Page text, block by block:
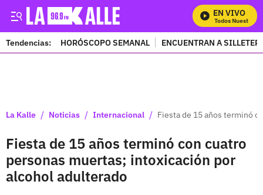
EN VIVO
Mira Todos Nuestros
Tendencias: HORÓSCOPO SEMANAL ENCUENTRAN A
La Kalle / Noticias / Internacional / Fiesta de 15 años terminó
Fiesta de 15 años terminó con cuatro
personas muertas; intoxicación por
alcohol adulterado